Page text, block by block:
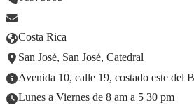
Costa Rica
San José, San José, Catedral
Avenida 10, calle 19, costado este del
Lunes a Viernes de 8 am a 5 30 pm